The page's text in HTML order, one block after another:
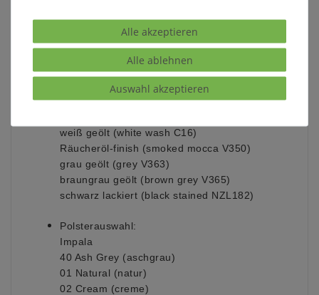
anpasst. Im Laufe der Zeit können
Farbveränderungen und Rissbildungen
entstehen, verstärkt durch Sonneneinstrahlung
oder starke Lichtquellen.
Oberfläche: wahlweise
weiß geölt (white wash C16)
Räucheröl-finish (smoked mocca V350)
grau geölt (grey V363)
braungrau geölt (brown grey V365)
schwarz lackiert (black stained NZL182)
Polsterauswahl:
Impala
40 Ash Grey (aschgrau)
01 Natural (natur)
02 Cream (creme)
Alle akzeptieren
Alle ablehnen
Auswahl akzeptieren